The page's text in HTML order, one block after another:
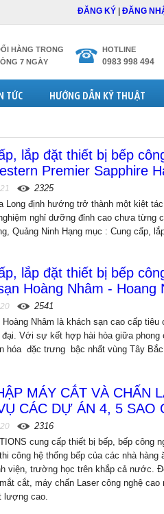
ĐĂNG KÝ ĐĂNG
HÀNG TRONG
7 NGÀY
HOTLINE
0983 998 494
TỨC HƯỚNG DẪN KỸ THUẬT
lắp đặt thiết bị bếp
Premier Sapphire
2325
Long định hướng trở thành một kiệt
nghỉ dưỡng đỉnh cao chưa từng
Quảng Ninh Hạng mục : Cung cấp,
lắp đặt thiết bị bếp
Hoàng Nhâm - Hoang
2541
Hoàng Nhâm là khách sạn cao cấp
đại. Với sự kết hợp hài hòa giữa
hóa đặc trưng bậc nhất vùng Tây
MÁY CẮT VÀ CHẤN
CÁC DỰ ÁN 4, 5 SAO
2316
cung cấp thiết bị bếp, bếp công
công hệ thống bếp của các nhà
viện, trường học trên khắp cả nước.
cắt, máy chấn Laser công nghệ
lượng cao.